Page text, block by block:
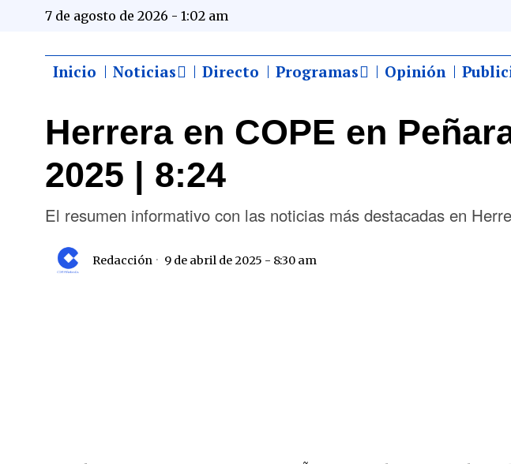
7 de agosto de 2026 - 1:02 am
Inicio Noticias Directo Programas Opinión
Herrera en COPE en
2025 | 8:24
El resumen informativo con las noticias más destacadas en
Redacción 9 de abril de 2025 - 8:30 am